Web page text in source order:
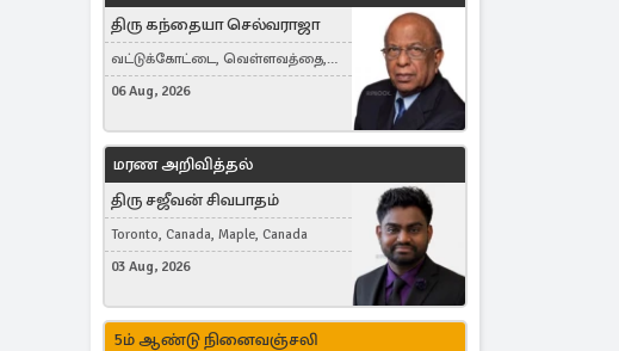
திரு கந்தையா செல்வராஜா
வட்டுக்கோட்டை, வெள்ளவத்தை,
Toronto, Canada
06 Aug, 2026
மரண அறிவித்தல்
திரு சஜீவன் சிவபாதம்
Toronto, Canada, Maple, Canada
03 Aug, 2026
5ம் ஆண்டு நினைவஞ்சலி